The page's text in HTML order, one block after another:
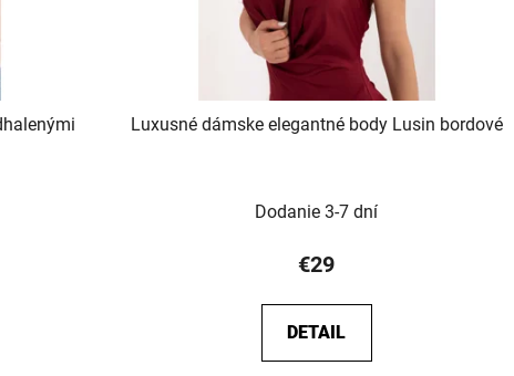
Luxusné dámske elegantné body Lusin bordové
Dodanie 3-7 dní
€29
DETAIL